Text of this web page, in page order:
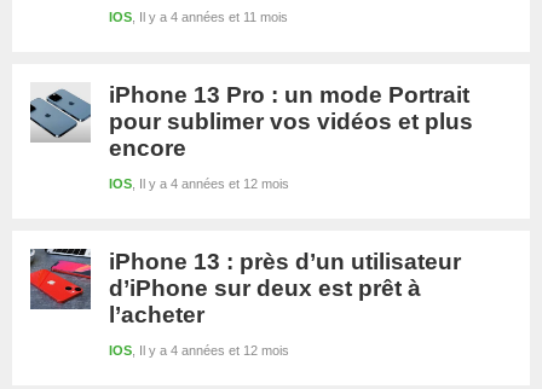
Il y a 4 années et 11 mois
IOS
iPhone 13 Pro : un mode Portrait
pour sublimer vos vidéos et plus
encore
Il y a 4 années et 12 mois
IOS
iPhone 13 : près d’un utilisateur
d’iPhone sur deux est prêt à
l’acheter
Il y a 4 années et 12 mois
IOS